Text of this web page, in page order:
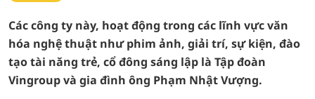
Các công ty này, hoạt động trong các lĩnh vực văn
hóa nghệ thuật như phim ảnh, giải trí, sự kiện, đào
tạo tài năng trẻ, cổ đông sáng lập là Tập đoàn
Vingroup và gia đình ông Phạm Nhật Vượng.